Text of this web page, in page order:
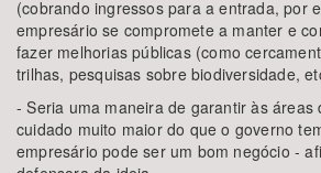
(cobrando ingressos para a entrada, por
empresário se compromete a manter e
fazer melhorias públicas (como
trilhas, pesquisas sobre biodiversidade,
- Seria uma maneira de garantir às áreas
cuidado muito maior do que o governo
empresário pode ser um bom negócio -